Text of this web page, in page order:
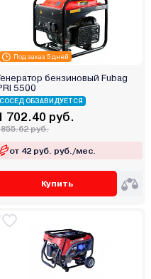
Под заказ 5 дней
бензиновый Fubag
5500
СОСЕД ОБЗАВИДУЕТСЯ
702.40 руб.
руб.
от 42 руб. руб./мес.
Купить